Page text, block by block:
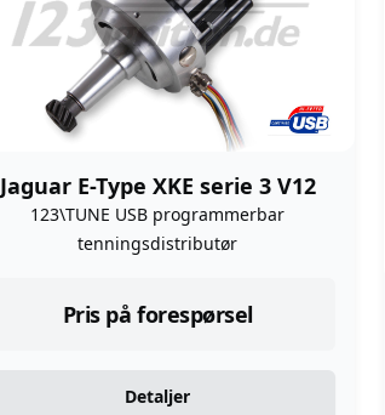
Jaguar E-Type XKE serie 3 V12
123\TUNE USB programmerbar
tenningsdistributør
Pris på forespørsel
Detaljer